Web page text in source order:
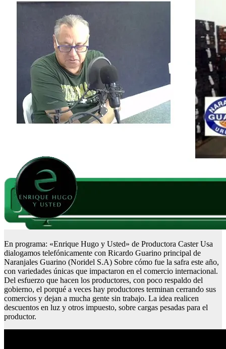
En programa: «Enrique Hugo y Usted» de Productora Caster Usa
dialogamos telefónicamente con Ricardo Guarino principal de
Naranjales Guarino (Noridel S.A) Sobre cómo fue la safra este año,
con variedades únicas que impactaron en el comercio internacional.
Del esfuerzo que hacen los productores, con poco respaldo del
gobierno, el porqué a veces hay productores terminan cerrando sus
comercios y dejan a mucha gente sin trabajo. La idea realicen
descuentos en luz y otros impuesto, sobre cargas pesadas para el
productor.